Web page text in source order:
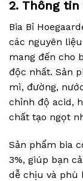
2. Thông tin
Bia Bỉ
các nguyên
mang đến cho
độc nhất. Sản
mì, đường,
chỉnh độ acid,
chất tạo ngọt
Sản phẩm bia
3%, giúp bạn
dễ chịu và phù